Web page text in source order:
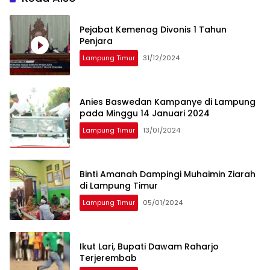
Pejabat Kemenag Divonis 1 Tahun
Penjara
Lampung Timur 31/12/2024
Anies Baswedan Kampanye di Lampung
pada Minggu 14 Januari 2024
Lampung Timur 13/01/2024
Binti Amanah Dampingi Muhaimin Ziarah
di Lampung Timur
Lampung Timur 05/01/2024
Ikut Lari, Bupati Dawam Raharjo
Terjerembab